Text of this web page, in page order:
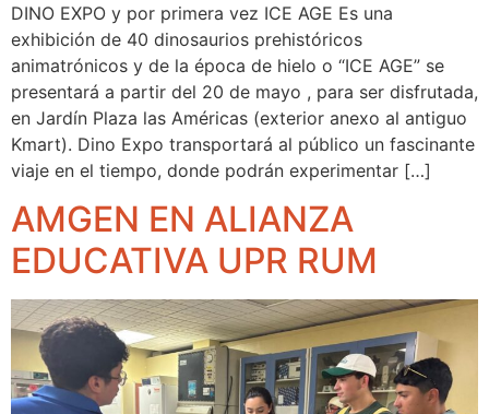
DINO EXPO y por primera vez ICE AGE Es una
exhibición de 40 dinosaurios prehistóricos
animatrónicos y de la época de hielo o “ICE AGE” se
presentará a partir del 20 de mayo , para ser disfrutada,
en Jardín Plaza las Américas (exterior anexo al antiguo
Kmart). Dino Expo transportará al público un fascinante
viaje en el tiempo, donde podrán experimentar […]
AMGEN EN ALIANZA
EDUCATIVA UPR RUM